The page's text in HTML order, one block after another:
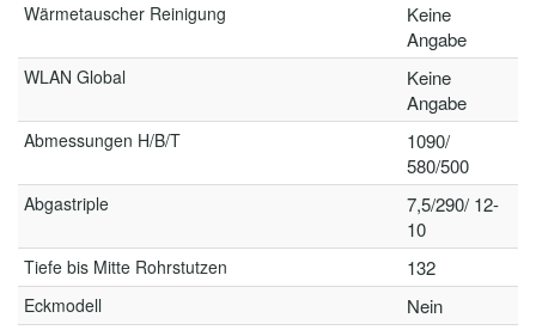
Wärmetauscher Reinigung
Keine
Angabe
WLAN Global
Keine
Angabe
Abmessungen H/B/T
1090/
580/500
Abgastriple
7,5/290/ 12-
10
Tiefe bis Mitte Rohrstutzen 132
Eckmodell Nein